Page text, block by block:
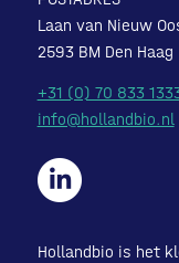
Laan van Nieuw
2593 BM Den Haag
+31 (0) 70 833
info@hollandbio.nl
Hollandbio is het